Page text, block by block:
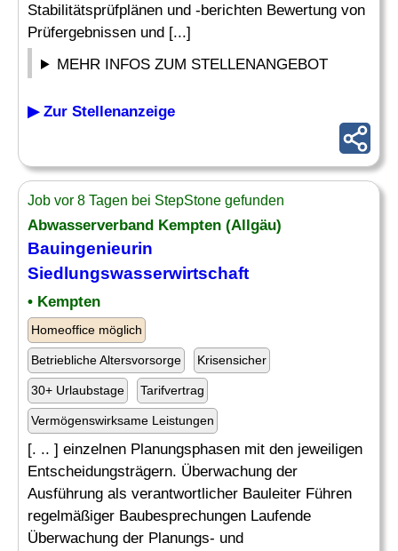
Stabilitätsprüfplänen und -berichten Bewertung von
Prüfergebnissen und [...]
MEHR INFOS ZUM STELLENANGEBOT
▶ Zur Stellenanzeige
Job vor 8 Tagen bei StepStone gefunden
Abwasserverband Kempten (Allgäu)
Bauingenieurin
Siedlungswasserwirtschaft
• Kempten
Homeoffice möglich
Betriebliche Altersvorsorge Krisensicher
30+ Urlaubstage Tarifvertrag
Vermögenswirksame Leistungen
[. .. ] einzelnen Planungsphasen mit den jeweiligen
Entscheidungsträgern. Überwachung der
Ausführung als verantwortlicher Bauleiter Führen
regelmäßiger Baubesprechungen Laufende
Überwachung der Planungs- und